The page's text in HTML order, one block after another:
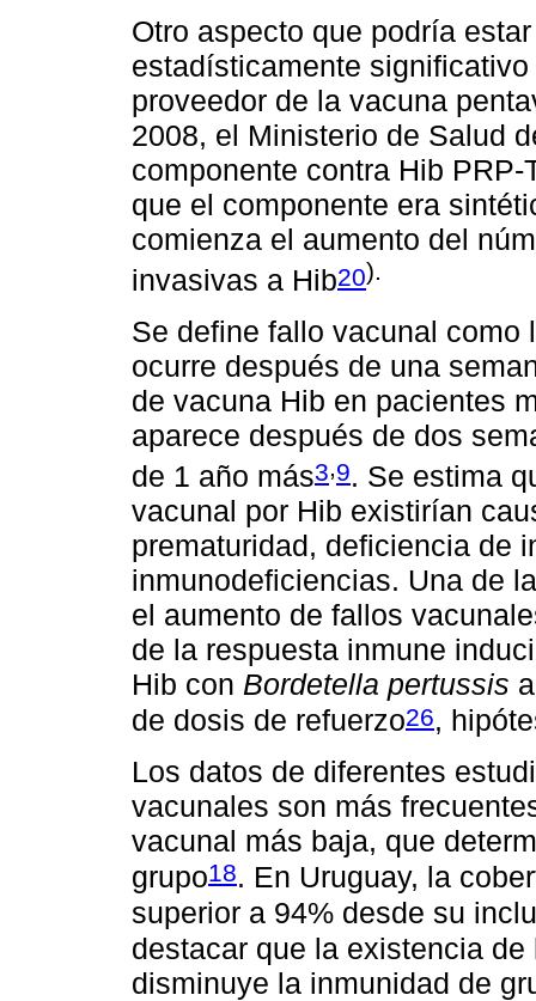
Otro aspecto que podría
estadísticamente
proveedor de la vacuna
2008, el Ministerio de Salud
componente contra Hib
que el componente era
comienza el aumento del
invasivas a Hib20).
Se define fallo vacunal como
ocurre después de una
de vacuna Hib en pacientes
aparece después de dos
de 1 año más3,9. Se estima
vacunal por Hib existirían
prematuridad, deficiencia de
inmunodeficiencias. Una de
el aumento de fallos
de la respuesta inmune
Hib con Bordetella pertussis
de dosis de refuerzo26,
Los datos de diferentes
vacunales son más
vacunal más baja, que
grupo18. En Uruguay, la
superior a 94% desde su
destacar que la existencia
disminuye la inmunidad de